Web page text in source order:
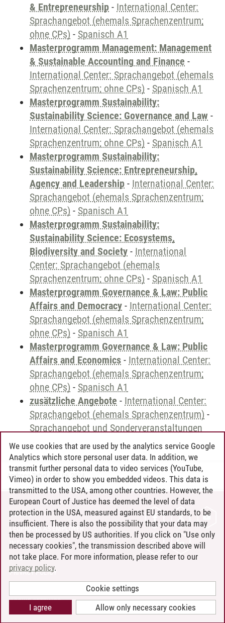
& Entrepreneurship - International Center:
Sprachangebot (ehemals Sprachenzentrum;
ohne CPs) - Spanisch A1
Masterprogramm Management: Management
& Sustainable Accounting and Finance -
International Center: Sprachangebot (ehemals
Sprachenzentrum; ohne CPs) - Spanisch A1
Masterprogramm Sustainability:
Sustainability Science: Governance and Law -
International Center: Sprachangebot (ehemals
Sprachenzentrum; ohne CPs) - Spanisch A1
Masterprogramm Sustainability:
Sustainability Science: Entrepreneurship,
Agency and Leadership - International Center:
Sprachangebot (ehemals Sprachenzentrum;
ohne CPs) - Spanisch A1
Masterprogramm Sustainability:
Sustainability Science: Ecosystems,
Biodiversity and Society - International
Center: Sprachangebot (ehemals
Sprachenzentrum; ohne CPs) - Spanisch A1
Masterprogramm Governance & Law: Public
Affairs and Democracy - International Center:
Sprachangebot (ehemals Sprachenzentrum;
ohne CPs) - Spanisch A1
Masterprogramm Governance & Law: Public
Affairs and Economics - International Center:
Sprachangebot (ehemals Sprachenzentrum;
ohne CPs) - Spanisch A1
zusätzliche Angebote - International Center:
Sprachangebot (ehemals Sprachenzentrum) -
Sprachangebot und Sonderveranstaltungen
Andreea Tribel 30.06.2024
CONTACT
LEUPHANA AS EMPLOYER
INTRANET
SITE NOTICE
PRIVACY POLICY
COOKIE SETTINGS
We use cookies that are used by the analytics service Google
Analytics which store personal user data. In addition, we
transmit further personal data to video services (YouTube,
Vimeo) in order to show you embedded videos. This data is
transmitted to the USA, among other countries. However, the
European Court of Justice has deemed the level of data
protection in the USA, measured against EU standards, to be
insufficient. There is also the possibility that your data may
then be processed by US authorities. If you click on "Use only
necessary cookies", the transmission described above will
not take place. For more information, please refer to our
privacy policy.
Cookie settings
Allow only necessary cookies
I agree